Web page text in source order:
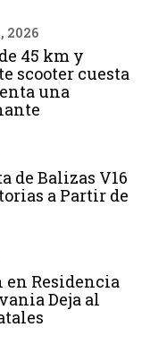
2026
45 km y
scooter cuesta
una
de Balizas V16
a Partir de
en Residencia
Deja al